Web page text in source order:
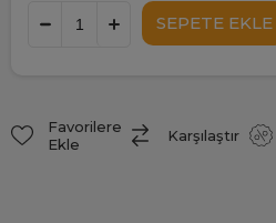
Favorilere
Ekle
Karşılaştır